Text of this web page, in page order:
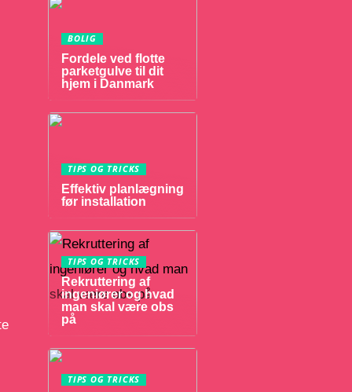
BOLIG
Fordele ved flotte
parketgulve til dit
hjem i Danmark
TIPS OG TRICKS
Effektiv planlægning
før installation
TIPS OG TRICKS
Rekruttering af
ingeniører og hvad
man skal være obs
på
TIPS OG TRICKS